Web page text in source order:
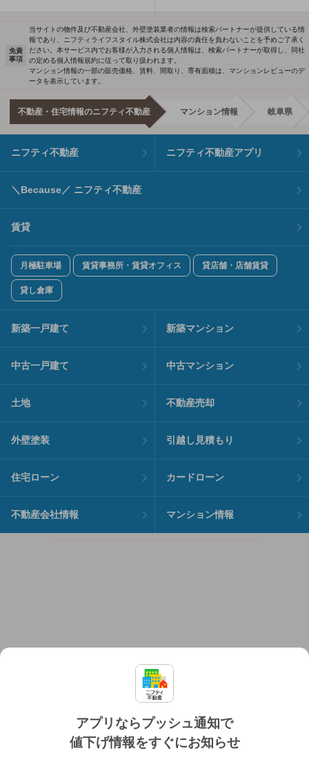
アプリならプッシュ通知で
値下げ情報をすぐにお知らせ
免責
事項
当サイトの物件及び不動産会社、外壁塗装業者の情報は検索パートナーが提供している情
報であり、ニフティライフスタイル株式会社は内容の責任を負わないことを予めご了承く
ださい。本サービス内でお客様が入力される個人情報は、検索パートナーが取得し、同社
の定める個人情報規約に従って取り扱われます。
マンション情報の一部の販売価格、賃料、間取り、専有面積は、マンションレビューのデ
ータを表示しています。
不動産・住宅情報のニフティ不動産 マンション情報 岐阜県
ニフティ不動産 ニフティ不動産アプリ
＼Because／ ニフティ不動産
賃貸
月極駐車場 賃貸事務所・賃貸オフィス 貸店舗・店舗賃貸
貸し倉庫
新築一戸建て 新築マンション
中古一戸建て 中古マンション
土地 不動産売却
外壁塗装 引越し見積もり
住宅ローン カードローン
不動産会社情報 マンション情報
個人情報保護ポリシー 利用規約